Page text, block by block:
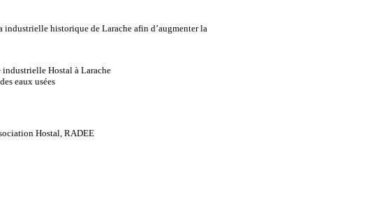
industrielle historique de Larache afin d’augmenter la
Hostal à Larache
eaux usées
Hostal, RADEE